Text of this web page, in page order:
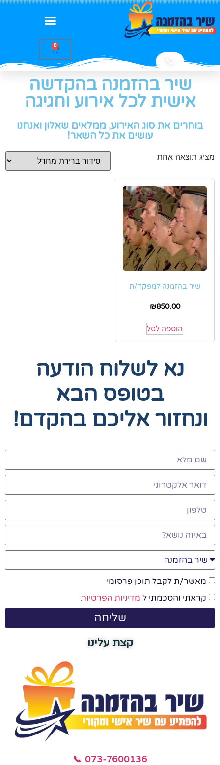
0
שיר בהזמנה בהקדשה
אישית לכל אירוע וחגיגה
בוחרים את סוג האירוע, ממלאים שאלון ואנחנו
עושים את כל השאר!
מציג תוצאה אחת
שיר בהזמנה למפקד/ת
₪850.00
הוספה לסל
נא לשלוח הודעה
בטופס הבא
ונחזור אליכם בהקדם!
מאשר/ת לקבל תוכן פרסומי
קראתי והסכמתי ל מדיניות הפרטיות
שליחה
קצת עלינו
📞 073-7600136